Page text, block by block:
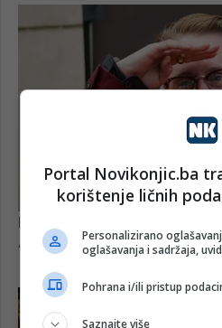
Portal Novikonjic.ba
korištenje ličnih
Personalizirano
oglašavanja i sadržaja,
Pohrana i/ili pristup
Saznajte više